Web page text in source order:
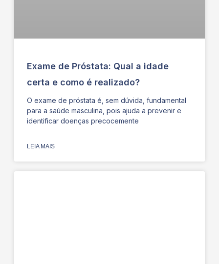
Exame de Próstata: Qual a idade
certa e como é realizado?
O exame de próstata é, sem dúvida, fundamental
para a saúde masculina, pois ajuda a prevenir e
identificar doenças precocemente
LEIA MAIS